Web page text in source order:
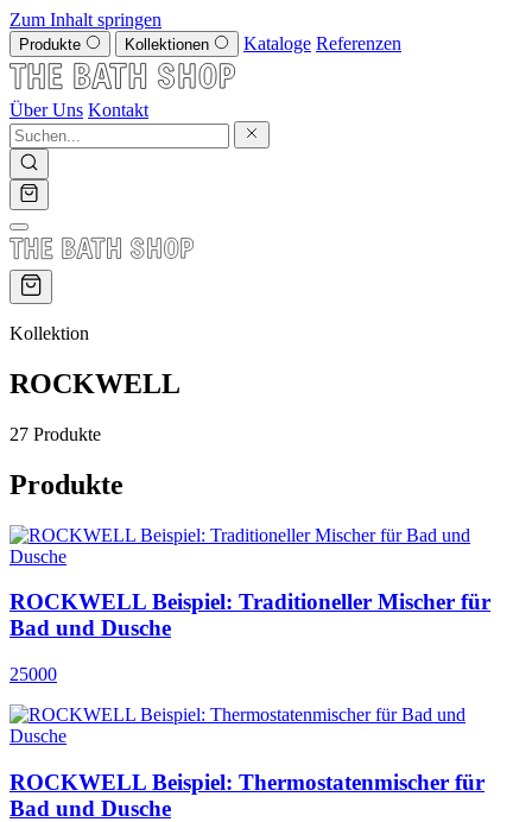
Zum Inhalt springen
Produkte Kollektionen Kataloge Referenzen
Über Uns Kontakt
Kollektion
ROCKWELL
27 Produkte
Produkte
ROCKWELL Beispiel: Traditioneller Mischer für
Bad und Dusche
25000
ROCKWELL Beispiel: Thermostatenmischer für
Bad und Dusche